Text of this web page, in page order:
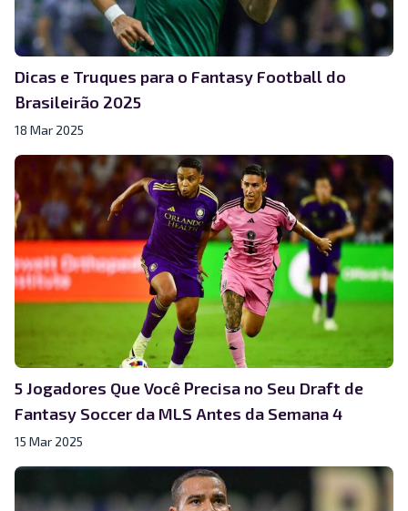
Dicas e Truques para o Fantasy Football do
Brasileirão 2025
18 Mar 2025
5 Jogadores Que Você Precisa no Seu Draft de
Fantasy Soccer da MLS Antes da Semana 4
15 Mar 2025